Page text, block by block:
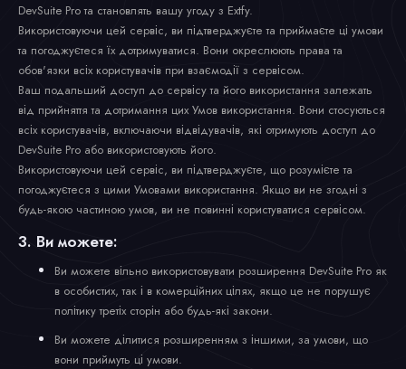
DevSuite Pro та становлять вашу угоду з Extfy.
Використовуючи цей сервіс, ви підтверджуєте та приймаєте ці умови
та погоджуєтеся їх дотримуватися. Вони окреслюють права та
обов'язки всіх користувачів при взаємодії з сервісом.
Ваш подальший доступ до сервісу та його використання залежать
від прийняття та дотримання цих Умов використання. Вони стосуються
всіх користувачів, включаючи відвідувачів, які отримують доступ до
DevSuite Pro або використовують його.
Використовуючи цей сервіс, ви підтверджуєте, що розумієте та
погоджуєтеся з цими Умовами використання. Якщо ви не згодні з
будь-якою частиною умов, ви не повинні користуватися сервісом.
3. Ви можете:
Ви можете вільно використовувати розширення DevSuite Pro як
в особистих, так і в комерційних цілях, якщо це не порушує
політику третіх сторін або будь-які закони.
Ви можете ділитися розширенням з іншими, за умови, що
вони приймуть ці умови.